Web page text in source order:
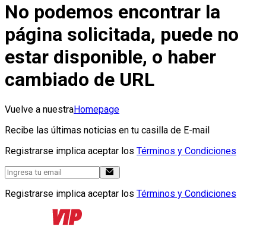
No podemos encontrar la
página solicitada, puede no
estar disponible, o haber
cambiado de URL
Vuelve a nuestraHomepage
Recibe las últimas noticias en tu casilla de E-mail
Registrarse implica aceptar los Términos y Condiciones
Registrarse implica aceptar los Términos y Condiciones